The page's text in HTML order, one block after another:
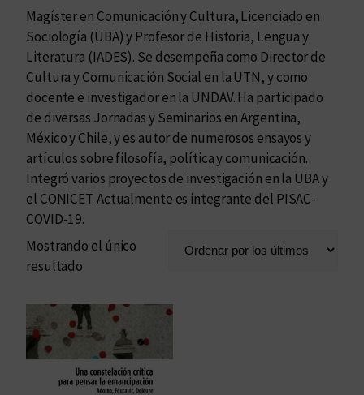
Magíster en Comunicación y Cultura, Licenciado en
Sociología (UBA) y Profesor de Historia, Lengua y
Literatura (IADES). Se desempeña como Director de
Cultura y Comunicación Social en la UTN, y como
docente e investigador en la UNDAV. Ha participado
de diversas Jornadas y Seminarios en Argentina,
México y Chile, y es autor de numerosos ensayos y
artículos sobre filosofía, política y comunicación.
Integró varios proyectos de investigación en la UBA y
el CONICET. Actualmente es integrante del PISAC-
COVID-19.
Mostrando el único
resultado